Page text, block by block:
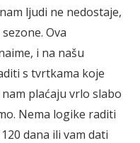
ljudi ne nedostaje,
Ova
i na našu
s tvrtkama koje
plaćaju vrlo slabo
Nema logike raditi
dana ili vam dati